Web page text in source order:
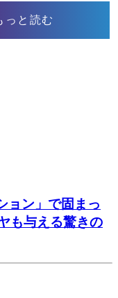
っと読む
ョン」で固まっ
も与える驚きの